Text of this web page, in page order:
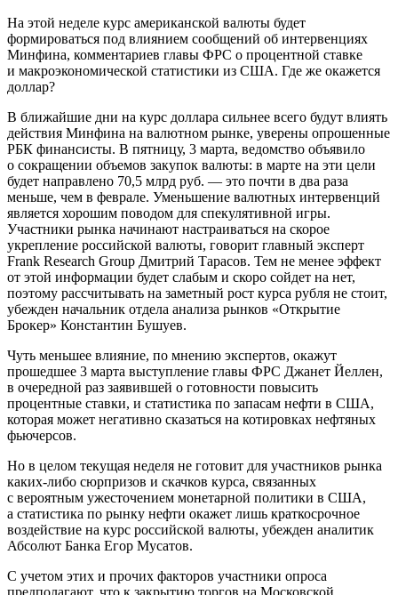
На этой неделе курс американской валюты будет
формироваться под влиянием сообщений об интервенциях
Минфина, комментариев главы ФРС о процентной ставке
и макроэкономической статистики из США. Где же окажется
доллар?
​В ближайшие дни на курс доллара сильнее всего будут влиять
действия Минфина на валютном рынке, уверены опрошенные
РБК финансисты. В пятницу, 3 марта, ведомство объявило
о сокращении объемов закупок валюты: в марте на эти цели
будет направлено 70,5 млрд руб. — это почти в два раза
меньше, чем в феврале. Уменьшение валютных интервенций
является хорошим поводом для спекулятивной игры.
Участники рынка начинают настраиваться на скорое
укрепление российской валюты, говорит главный эксперт
Frank Research Group Дмитрий Тарасов. Тем не менее эффект
от этой информации будет слабым и скоро сойдет на нет,
поэтому рассчитывать на заметный рост курса рубля не стоит,
убежден начальник отдела анализа рынков «Открытие
Брокер» Константин Бушуев.
Чуть меньшее влияние, по мнению экспертов, окажут
прошедшее 3 марта выступление главы ФРС Джанет Йеллен,
в очередной раз заявившей о готовности повысить
процентные ставки, и статистика по запасам нефти в США,
которая может негативно сказаться на котировках нефтяных
фьючерсов.
Но в целом текущая неделя не готовит для участников рынка
каких-либо сюрпризов и скачков курса, связанных
с вероятным ужесточением монетарной политики в США,
а статистика по рынку нефти окажет лишь краткосрочное
воздействие на курс российской валюты, убежден аналитик
Абсолют Банка Егор Мусатов.
С учетом этих и прочих факторов участники опроса
предполагают, что к закрытию торгов на Московской